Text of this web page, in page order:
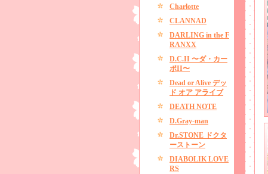
Charlotte
CLANNAD
DARLING in the F
RANXX
D.C.II 〜ダ・カー
ポII〜
Dead or Alive デッ
ド オア アライブ
DEATH NOTE
D.Gray-man
Dr.STONE ドクタ
ーストーン
DIABOLIK LOVE
RS